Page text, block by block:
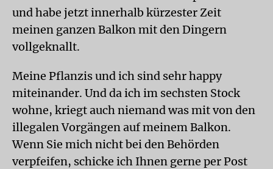
und habe jetzt innerhalb kürzester Zeit
meinen ganzen Balkon mit den Dingern
vollgeknallt.
Meine Pflanzis und ich sind sehr happy
miteinander. Und da ich im sechsten Stock
wohne, kriegt auch niemand was mit von den
illegalen Vorgängen auf meinem Balkon.
Wenn Sie mich nicht bei den Behörden
verpfeifen, schicke ich Ihnen gerne per Post